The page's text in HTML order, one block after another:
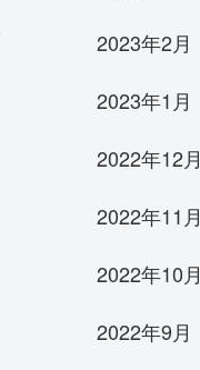
2023年2月
2023年1月
2022年12月
2022年11月
2022年10月
2022年9月